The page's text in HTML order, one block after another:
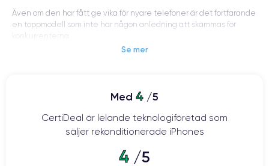
Även om den har fått ge vika för nyare telefoner är det fortfarande
en toppmodell som inte har någon anledning att skämmas för
konkurrenterna.
renovering? Det finns inget bättre än en fransk specialist på
området för att hjälpa dig att hitta din lycka.
Sammanhanget av iPhone 11-utgivningen
Se mer
Med 4 /5
CertiDeal är lelande teknologiföretad som
säljer rekonditionerade iPhones
4 /5